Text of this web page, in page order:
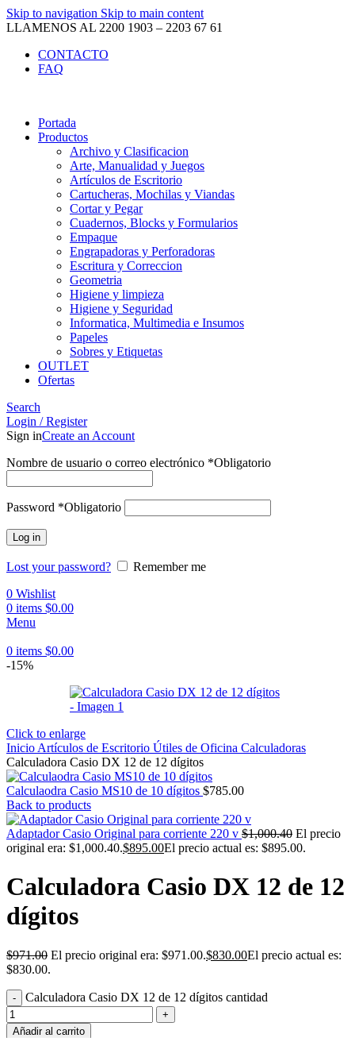
Skip to navigation Skip to main content
LLAMENOS AL 2200 1903 – 2203 67 61
CONTACTO
FAQ
Portada
Productos
Archivo y Clasificacion
Arte, Manualidad y Juegos
Artículos de Escritorio
Cartucheras, Mochilas y Viandas
Cortar y Pegar
Cuadernos, Blocks y Formularios
Empaque
Engrapadoras y Perforadoras
Escritura y Correccion
Geometria
Higiene y limpieza
Higiene y Seguridad
Informatica, Multimedia e Insumos
Papeles
Sobres y Etiquetas
OUTLET
Ofertas
Search
Login / Register
Sign inCreate an Account
Nombre de usuario o correo electrónico *Obligatorio
Password *Obligatorio
Log in
Lost your password?
Remember me
0 Wishlist
0 items $0.00
Menu
0 items $0.00
-15%
Click to enlarge
Inicio Artículos de Escritorio Útiles de Oficina Calculadoras
Calculadora Casio DX 12 de 12 dígitos
Calculaodra Casio MS10 de 10 dígitos $785.00
Back to products
Adaptador Casio Original para corriente 220 v $1,000.40 El precio
original era: $1,000.40.$895.00El precio actual es: $895.00.
Calculadora Casio DX 12 de 12
dígitos
$971.00 El precio original era: $971.00.$830.00El precio actual es:
$830.00.
Calculadora Casio DX 12 de 12 dígitos cantidad
Añadir al carrito